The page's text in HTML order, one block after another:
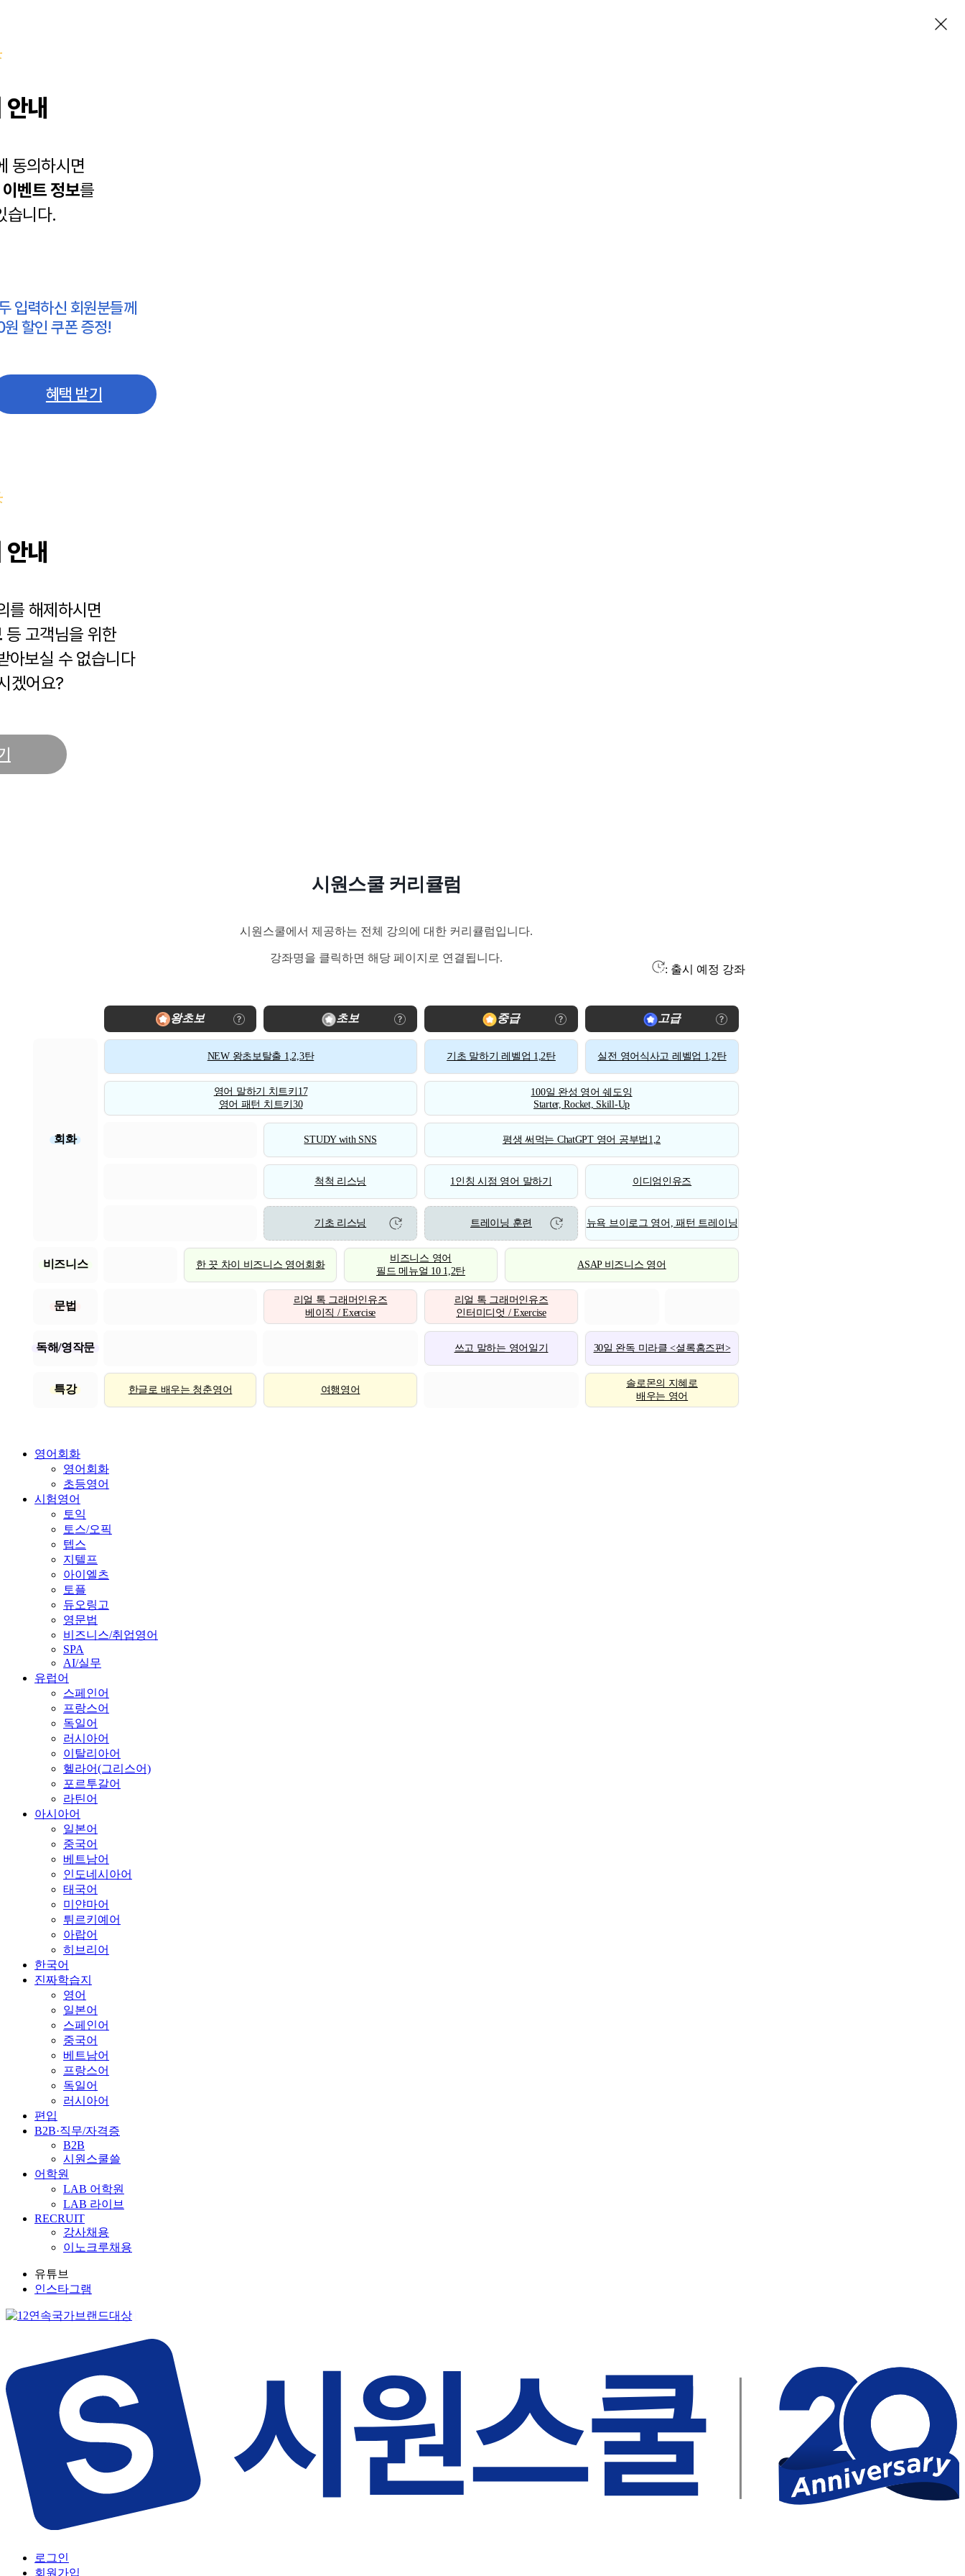
내
동의하시면
이벤트 정보를
습니다.
입력하신 회원분들께
할인 쿠폰 증정!
혜택 받기
내
를 해제하시면
등 고객님을 위한
아보실 수 없습니다
겠어요?
시원스쿨 커리큘럼
시원스쿨에서 제공하는 전체 강의에 대한 커리큘럼입니다.
강좌명을 클릭하면 해당 페이지로 연결됩니다.
: 출시 예정 강좌
왕초보 초보 중급 고급
회화
NEW 왕초보탈출 1,2,3탄 기초 말하기 레벨업 1,2탄 실전 영어식사고 레벨업 1,2탄
영어 말하기 치트키17
영어 패턴 치트키30
100일 완성 영어 쉐도잉
Starter, Rocket, Skill-Up
STUDY with SNS 평생 써먹는 ChatGPT 영어 공부법1,2
척척 리스닝 1인칭 시점 영어 말하기 이디엄인유즈
기초 리스닝 트레이닝 훈련 뉴욕 브이로그 영어, 패턴 트레이닝
비즈니스 한 끗 차이 비즈니스 영어회화
비즈니스 영어
필드 메뉴얼 10 1,2탄
ASAP 비즈니스 영어
문법
리얼 톡 그래머인유즈
베이직 / Exercise
리얼 톡 그래머인유즈
인터미디엇 / Exercise
독해/영작문 쓰고 말하는 영어일기 30일 완독 미라클 <셜록홈즈편>
특강 한글로 배우는 청춘영어 여행영어
솔로몬의 지혜로
배우는 영어
영어회화
영어회화
초등영어
시험영어
토익
토스/오픽
텝스
지텔프
아이엘츠
토플
듀오링고
영문법
비즈니스/취업영어
SPA
AI/실무
유럽어
스페인어
프랑스어
독일어
러시아어
이탈리아어
헬라어(그리스어)
포르투갈어
라틴어
아시아어
일본어
중국어
베트남어
인도네시아어
태국어
미얀마어
튀르키예어
아랍어
히브리어
한국어
진짜학습지
영어
일본어
스페인어
중국어
베트남어
프랑스어
독일어
러시아어
편입
B2B·직무/자격증
B2B
시원스쿨쓸
어학원
LAB 어학원
LAB 라이브
RECRUIT
강사채용
이노크루채용
유튜브
인스타그램
로그인
회원가입